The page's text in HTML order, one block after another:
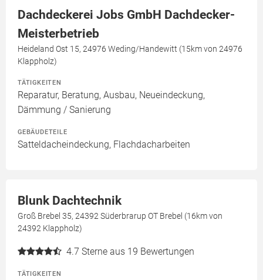
Dachdeckerei Jobs GmbH Dachdecker-
Meisterbetrieb
Heideland Ost 15, 24976 Weding/Handewitt (15km von 24976
Klappholz)
TÄTIGKEITEN
Reparatur, Beratung, Ausbau, Neueindeckung,
Dämmung / Sanierung
GEBÄUDETEILE
Satteldacheindeckung, Flachdacharbeiten
Blunk Dachtechnik
Groß Brebel 35, 24392 Süderbrarup OT Brebel (16km von
24392 Klappholz)
4.7 Sterne aus 19 Bewertungen
TÄTIGKEITEN